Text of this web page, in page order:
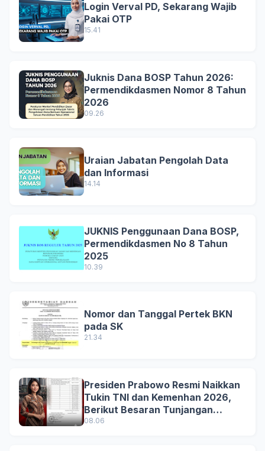
Login Verval PD, Sekarang Wajib
Pakai OTP
15.41
Juknis Dana BOSP Tahun 2026:
Permendikdasmen Nomor 8 Tahun
2026
09.26
Uraian Jabatan Pengolah Data
dan Informasi
14.14
JUKNIS Penggunaan Dana BOSP,
Permendikdasmen No 8 Tahun
2025
10.39
Nomor dan Tanggal Pertek BKN
pada SK
21.34
Presiden Prabowo Resmi Naikkan
Tukin TNI dan Kemenhan 2026,
Berikut Besaran Tunjangan
Terbaru
08.06